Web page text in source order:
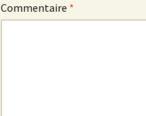
Commentaire *